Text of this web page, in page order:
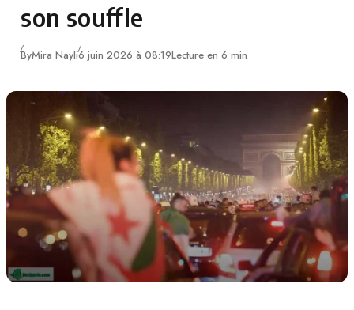
son souffle
ByMira Nayli6 juin 2026 à 08:19Lecture en 6 min